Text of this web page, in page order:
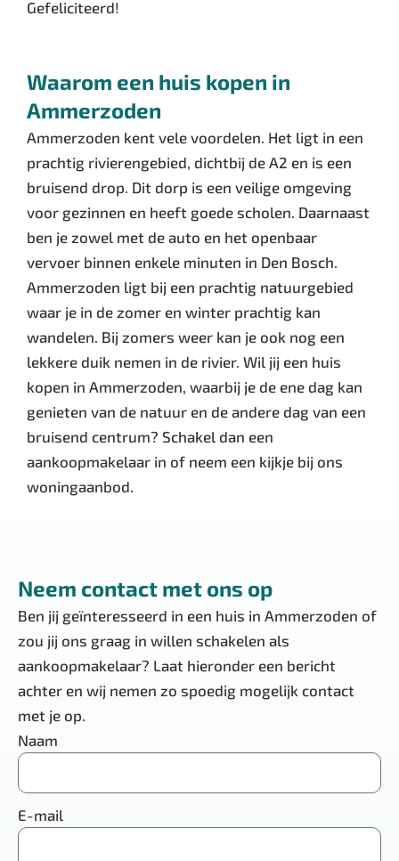
Gefeliciteerd!
Waarom een huis kopen in
Ammerzoden
Ammerzoden kent vele voordelen. Het ligt in een
prachtig rivierengebied, dichtbij de A2 en is een
bruisend drop. Dit dorp is een veilige omgeving
voor gezinnen en heeft goede scholen. Daarnaast
ben je zowel met de auto en het openbaar
vervoer binnen enkele minuten in Den Bosch.
Ammerzoden ligt bij een prachtig natuurgebied
waar je in de zomer en winter prachtig kan
wandelen. Bij zomers weer kan je ook nog een
lekkere duik nemen in de rivier. Wil jij een huis
kopen in Ammerzoden, waarbij je de ene dag kan
genieten van de natuur en de andere dag van een
bruisend centrum? Schakel dan een
aankoopmakelaar in of neem een kijkje bij ons
woningaanbod.
Neem contact met ons op
Ben jij geïnteresseerd in een huis in Ammerzoden of
zou jij ons graag in willen schakelen als
aankoopmakelaar? Laat hieronder een bericht
achter en wij nemen zo spoedig mogelijk contact
met je op.
Naam
E-mail